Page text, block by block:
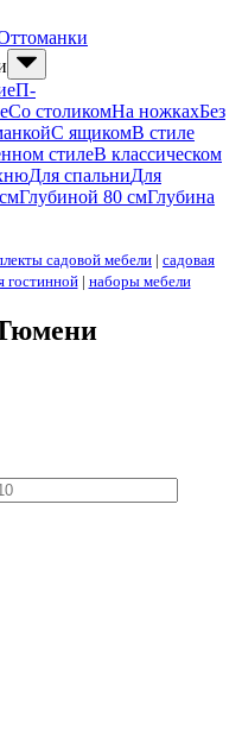
П-
Со столикомНа ножкахБез
С ящикомВ стиле
стилеВ классическом
Для спальниДля
Глубиной 80 смГлубина
садовой мебели | садовая
гостинной| наборы мебели